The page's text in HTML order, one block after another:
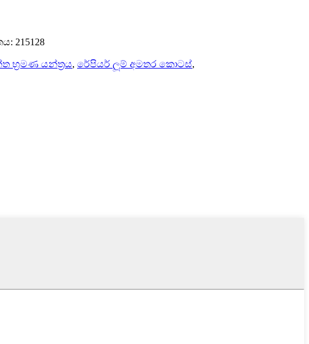
215128
භ්‍රමණ යන්ත්‍රය, රේපියර් ලූම් අමතර කොටස්,